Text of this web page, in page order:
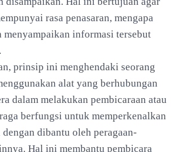
rasa penasaran, mengapa
menyampaikan informasi tersebut
prinsip ini menghendaki seorang
alat yang berhubungan
dalam melakukan pembicaraan atau
berfungsi untuk memperkenalkan
dibantu oleh peragaan-
Hal ini membantu pembicara